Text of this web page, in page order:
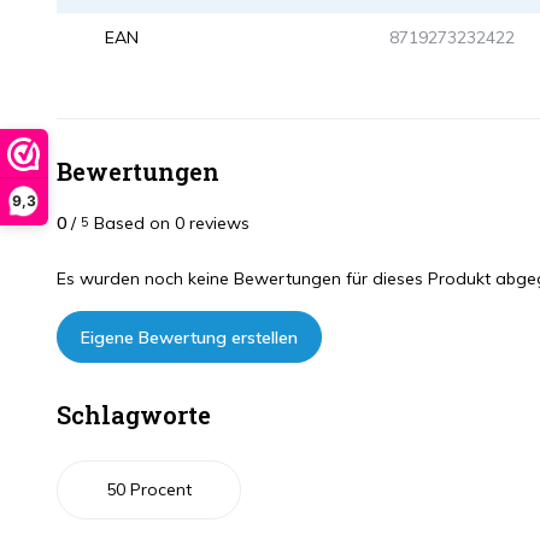
9,3
EAN 8719273232422
Bewertungen
0 / 5 Based on 0 reviews
Es wurden noch keine Bewertungen für dieses Produkt
Eigene Bewertung erstellen
Schlagworte
50 Procent